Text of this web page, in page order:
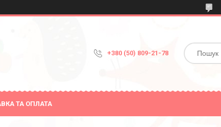
+380 (50) 809-21-78
ТА ОПЛАТА